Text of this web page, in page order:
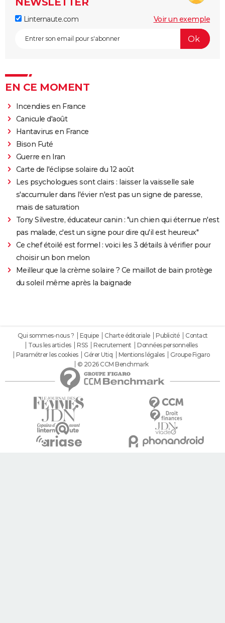
Linternaute.com Voir un exemple
EN CE MOMENT
Incendies en France
Canicule d'août
Hantavirus en France
Bison Futé
Guerre en Iran
Carte de l'éclipse solaire du 12 août
Les psychologues sont clairs : laisser la vaisselle sale
s'accumuler dans l'évier n'est pas un signe de paresse,
mais de saturation
Tony Silvestre, éducateur canin : "un chien qui éternue n'est
pas malade, c'est un signe pour dire qu'il est heureux"
Ce chef étoilé est formel : voici les 3 détails à vérifier pour
choisir un bon melon
Meilleur que la crème solaire ? Ce maillot de bain protège
du soleil même après la baignade
Qui sommes-nous ? Equipe Charte éditoriale Publicité
Contact
Tous les articles
RSS Recrutement
Données personnelles
Paramétrer les cookies
Gérer Utiq Mentions légales
Groupe Figaro
© 2026 CCM Benchmark